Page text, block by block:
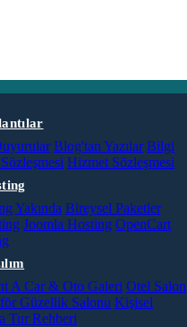
Blog'tan Yazılar Bilgi
Hizmet Sözleşmesi
Yakında Bireysel Paketler
Joomla Hosting OpenCart
A Car & Oto Galeri Otel Salon
Güzellik Salonu Kişisel
Tur Rehberi